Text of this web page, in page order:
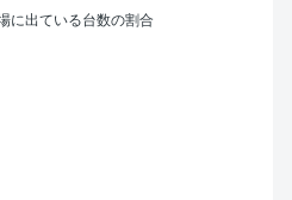
に出ている台数の割合